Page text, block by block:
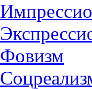
Фовизм